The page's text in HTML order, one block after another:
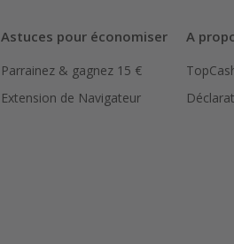
Astuces pour économiser
Parrainez & gagnez 15 €
Extension de Navigateur
A